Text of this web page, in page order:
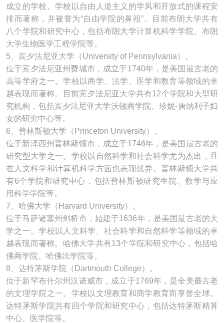
成立的学校。学校以自由人道主义的学风和开放式的课程安
排而著称，并被誉为“自由学院的鼻祖”。目前布朗大学共有
八个学院和研究中心，包括布朗大学计算机科学学院、布朗
大学生物医学工程学院等。
5、宾夕法尼亚大学（University of Pennsylvania）。
位于宾夕法尼亚州费城市，成立于1740年，是美国最古老的
高等学府之一。学校以商学、法学、医学和教育等领域的卓
越表现而著称。目前宾夕法尼亚大学共有12个学院和大型研
究机构，包括宾夕法尼亚大学沃顿商学院、珍妮-唐纳利子妇
女的研究中心等。
6、普林斯顿大学（Princeton University）。
位于新泽西州普林斯顿市，成立于1746年，是美国最古老的
研究型大学之一。学校以自然科学和社会科学尤为杰出，且
在人文科学和计算机科学方面也表现优异。普林斯顿大学共
有6个学院和研究中心，包括普林斯顿研究生院、数学与应
用科学学院等。
7、哈佛大学（Harvard University）。
位于马萨诸塞州剑桥市，始建于1636年，是美国最古老的大
学之一。学校以人文科学、社会科学和自然科学等领域的卓
越表现而著称。哈佛大学共有13个学院和研究中心，包括哈
佛商学院、哈佛法学院等。
8、达特茅斯学院（Dartmouth College）。
位于新罕布什尔州汉诺威市，成立于1769年，是全美最古老
的文理学院之一。学校以文理教育和商学教育而享誉全球。
达特茅斯学院共有四个学院和研究中心，包括达特茅斯精算
中心、医学院等。